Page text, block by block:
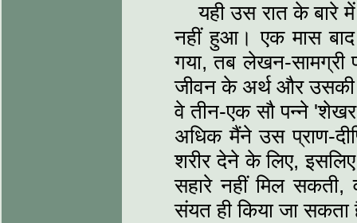
यही उस रात के
नहीं हुआ। एक मास
गया, तब लेखन-सामग्री
जीवन के अर्थ और उसकी
वे तीन-एक सौ पन्ने
अधिक मैंने उस प्राण-
शरीर देने के लिए,
सहारे नहीं मिल
संयत ही किया जा सकता